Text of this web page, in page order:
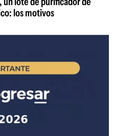
los motivos